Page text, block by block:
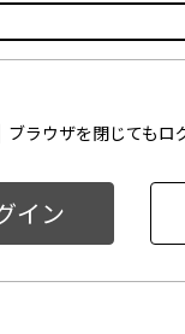
ブラウザを閉じてもロ
イン